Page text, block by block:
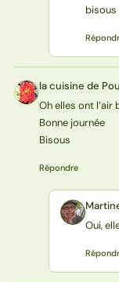
bisous
LP la cuisine de
Oh elles ont
Bonne journée
Bisous
Répondre
MP
Oui,